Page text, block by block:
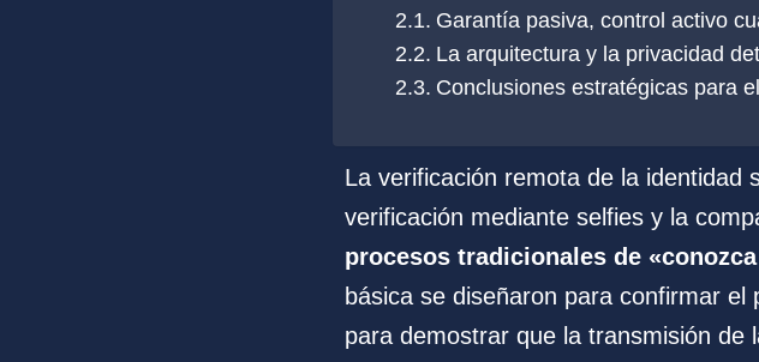
Garantía pasiva, control activo
La arquitectura y la privacidad
Conclusiones estratégicas para
La verificación remota de la identidad
verificación mediante selfies y la
procesos tradicionales de
básica se diseñaron para confirmar
para demostrar que la transmisión